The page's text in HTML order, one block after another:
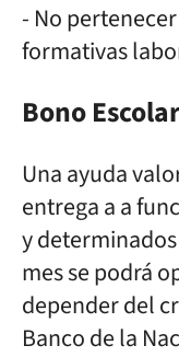
- No
formativas
Bono
Una ayuda
entrega a a
y
mes se podrá
depender del
Banco de la